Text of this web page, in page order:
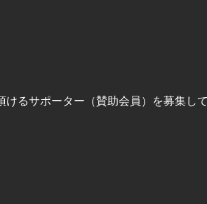
けるサポーター（賛助会員）を募集し